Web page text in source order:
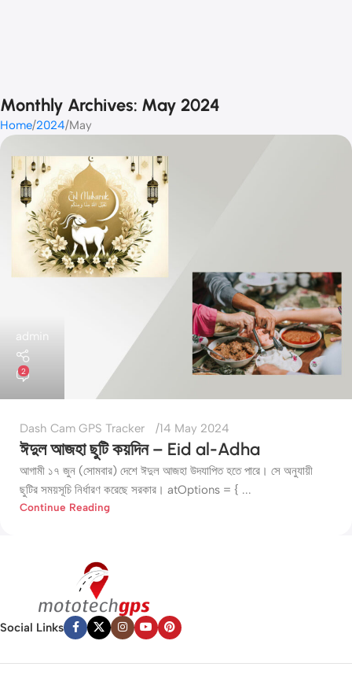
Monthly Archives: May 2024
Home 2024 May
admin
2
Dash Cam GPS Tracker 14 May 2024
ঈদুল আজহা ছুটি কয়দিন – Eid al-Adha
আগামী ১৭ জুন (সোমবার) দেশে ঈদুল আজহা উদযাপিত হতে পারে। সে অনুযায়ী
ছুটির সময়সূচি নির্ধারণ করেছে সরকার। atOptions = { ...
Continue Reading
Social Links